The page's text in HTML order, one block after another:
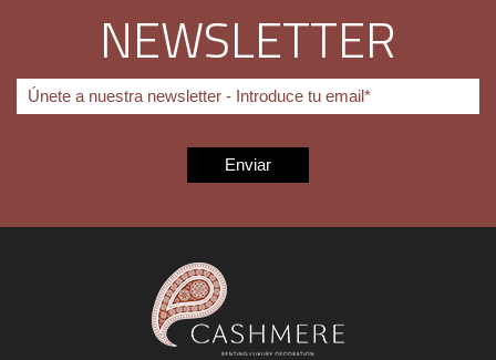
NEWSLETTER